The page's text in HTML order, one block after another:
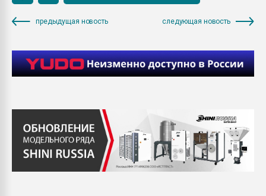
предыдущая новость следующая новость